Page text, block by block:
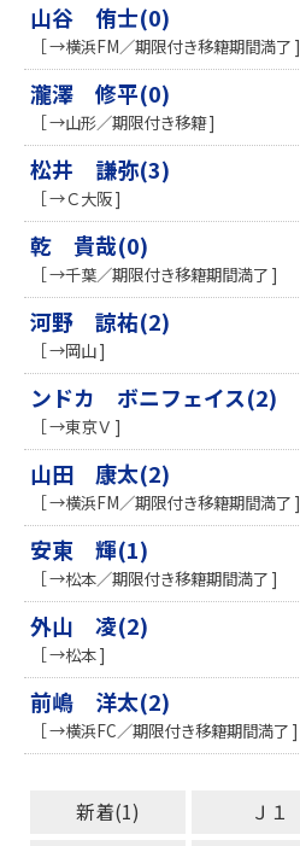
山谷 侑士(0)
［ →横浜FM／期限付き移籍期間満了 ]
瀧澤 修平(0)
［ →山形／期限付き移籍 ]
松井 謙弥(3)
［ →Ｃ大阪 ]
乾 貴哉(0)
［ →千葉／期限付き移籍期間満了 ]
河野 諒祐(2)
［ →岡山 ]
ンドカ ボニフェイス(2)
［ →東京Ｖ ]
山田 康太(2)
［ →横浜FM／期限付き移籍期間満了 ]
安東 輝(1)
［ →松本／期限付き移籍期間満了 ]
外山 凌(2)
［ →松本 ]
前嶋 洋太(2)
［ →横浜FC／期限付き移籍期間満了 ]
新着(1) Ｊ１